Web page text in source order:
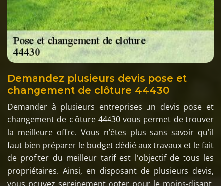
Demandez plusieurs devis pose et
changement de clôture 44430
Demander à plusieurs entreprises un devis pose et
changement de clôture 44430 vous permet de trouver
la meilleure offre. Vous n'êtes plus sans savoir qu'il
faut bien préparer le budget dédié aux travaux et le fait
de profiter du meilleur tarif est l'objectif de tous les
propriétaires. Ainsi, en disposant de plusieurs devis,
vous pouvez sereinement opter pour le moins-disant.